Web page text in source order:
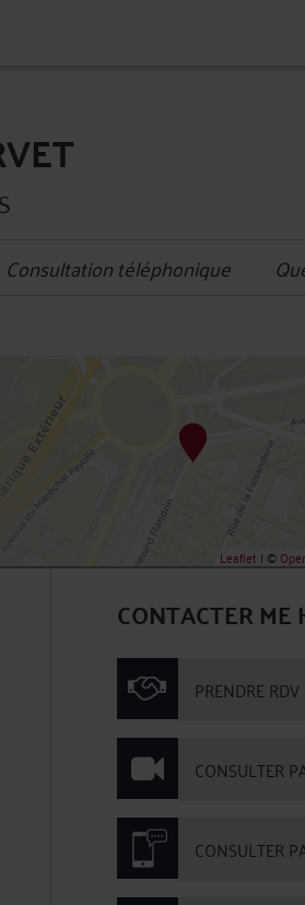
Consultation téléphonique
Leaflet | ©
CONTACTER ME
PRENDRE
CONSULTER
CONSULTER